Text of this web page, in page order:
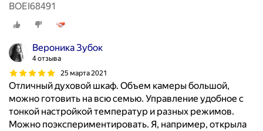
BOEI68491
Вероника Зубок
4 отзыва
25 марта 2021
Отличный духовой шкаф. Объем камеры большой,
можно готовить на всю семью. Управление удобное с
тонкой настройкой температур и разных режимов.
Можно поэкспериментировать. Я, например, открыла